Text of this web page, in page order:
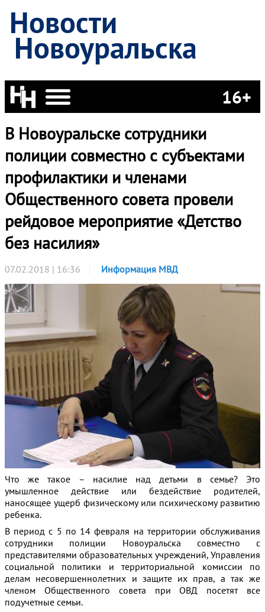
Новости
Новоуральска
16+
В Новоуральске сотрудники
полиции совместно с субъектами
профилактики и членами
Общественного совета провели
рейдовое мероприятие «Детство
без насилия»
07.02.2018 | 16:36 Информация МВД
Что же такое – насилие над детьми в семье? Это
умышленное действие или бездействие родителей,
наносящее ущерб физическому или психическому развитию
ребенка.
В период с 5 по 14 февраля на территории обслуживания
сотрудники полиции Новоуральска совместно с
представителями образовательных учреждений, Управления
социальной политики и территориальной комиссии по
делам несовершеннолетних и защите их прав, а так же
членом Общественного совета при ОВД посетят все
подучетные семьи.